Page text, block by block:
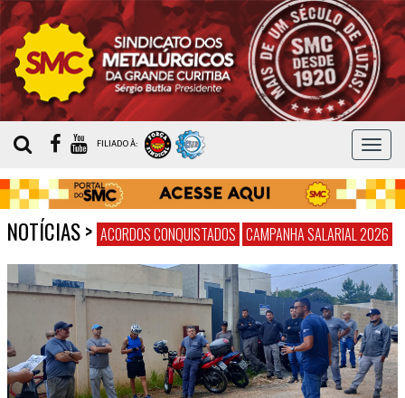
MENU
FILIADO À:
NOTÍCIAS> ACORDOS CONQUISTADOS CAMPANHA SALARIAL 2026